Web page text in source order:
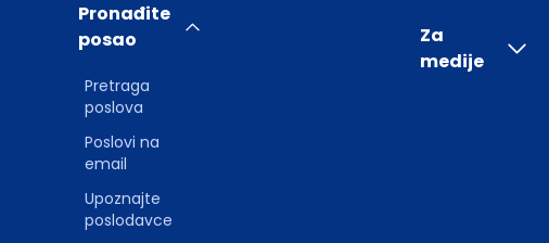
Pronađite
posao
Pretraga
poslova
Poslovi na
email
Upoznajte
poslodavce
Za
medije